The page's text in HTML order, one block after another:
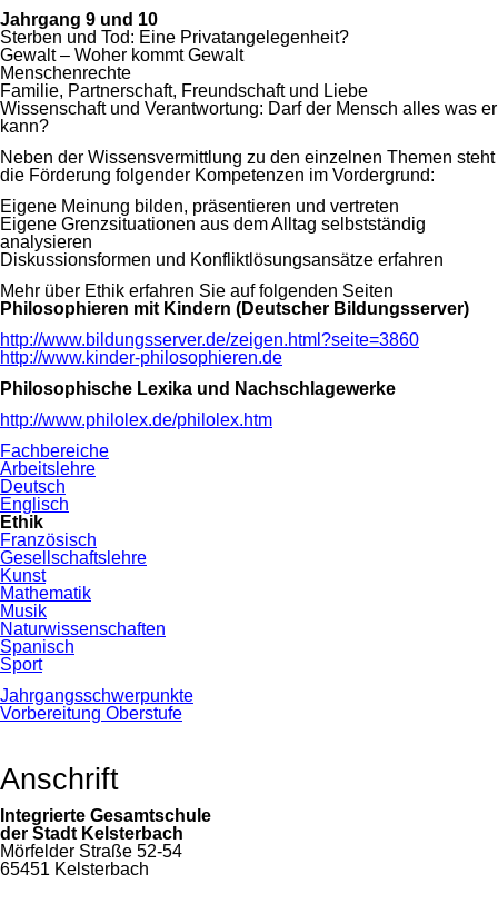
Jahrgang 9 und 10
Sterben und Tod: Eine Privatangelegenheit?
Gewalt – Woher kommt Gewalt
Menschenrechte
Familie, Partnerschaft, Freundschaft und Liebe
Wissenschaft und Verantwortung: Darf der Mensch alles was er
kann?
Neben der Wissensvermittlung zu den einzelnen Themen steht
die Förderung folgender Kompetenzen im Vordergrund:
Eigene Meinung bilden, präsentieren und vertreten
Eigene Grenzsituationen aus dem Alltag selbstständig
analysieren
Diskussionsformen und Konfliktlösungsansätze erfahren
Mehr über Ethik erfahren Sie auf folgenden Seiten
Philosophieren mit Kindern (Deutscher Bildungsserver)
http://www.bildungsserver.de/zeigen.html?seite=3860
http://www.kinder-philosophieren.de
Philosophische Lexika und Nachschlagewerke
http://www.philolex.de/philolex.htm
Navigation
überspringen
Fachbereiche
Arbeitslehre
Deutsch
Englisch
Ethik
Französisch
Gesellschaftslehre
Kunst
Mathematik
Musik
Naturwissenschaften
Spanisch
Sport
Jahrgangsschwerpunkte
Vorbereitung Oberstufe
Anschrift
Integrierte Gesamtschule
der Stadt Kelsterbach
Mörfelder Straße 52-54
65451 Kelsterbach